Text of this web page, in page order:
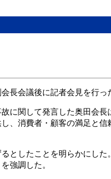
長会議後に記者会見を行っ
に関して発言した奥田会
、消費者・顧客の満足と
としたことを明らかにし
強調した。